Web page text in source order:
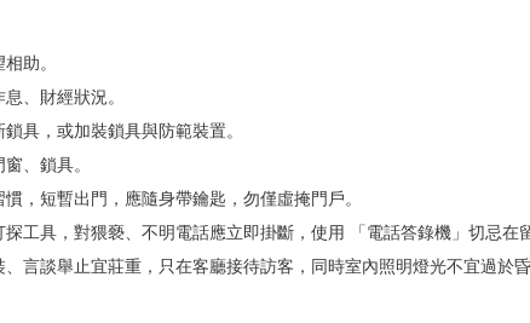
助。
、財經狀況。
具，或加裝鎖具與防範裝置。
、鎖具。
，短暫出門，應隨身帶鑰匙，勿僅虛掩門戶。
工具，對猥褻、不明電話應立即掛斷，使用 「電話答錄機」切忌在
言談舉止宜莊重，只在客廳接待訪客，同時室內照明燈光不宜過於昏